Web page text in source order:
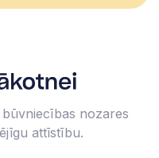
nozares
attīstību.